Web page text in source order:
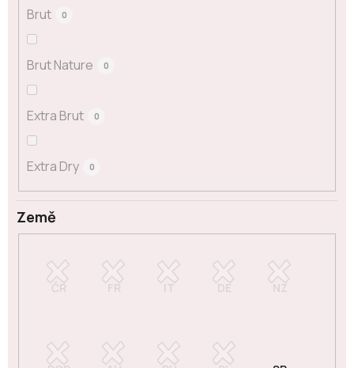
Země
Brut 0
Brut Nature 0
Extra Brut 0
Extra Dry 0